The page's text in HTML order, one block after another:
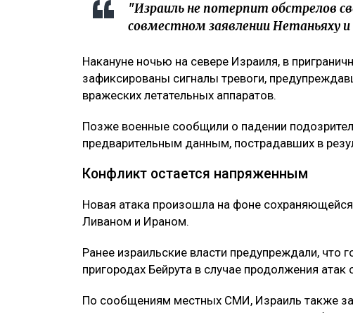
"Израиль не потерпит обстрелов
совместном заявлении Нетаньяху и
Накануне ночью на севере Израиля, в
зафиксированы сигналы тревоги,
вражеских летательных аппаратов.
Позже военные сообщили о падении
предварительным данным, пострадавших в
Конфликт остается напряженным
Новая атака произошла на фоне
Ливаном и Ираном.
Ранее израильские власти предупреждали,
пригородах Бейрута в случае продолжения атак
По сообщениям местных СМИ, Израиль также